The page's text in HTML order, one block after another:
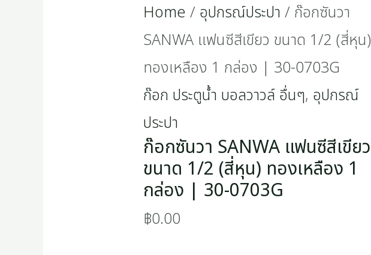
Home / อุปกรณ์ประปา / ก๊อกซันวา
SANWA แฟนซีสีเขียว ขนาด 1/2 (สี่หุน)
ทองเหลือง 1 กล่อง | 30-0703G
ก๊อก ประตูน้ำ บอลวาวล์ อื่นๆ, อุปกรณ์
ประปา
ก๊อกซันวา SANWA แฟนซีสีเขียว
ขนาด 1/2 (สี่หุน) ทองเหลือง 1
กล่อง | 30-0703G
฿0.00
1
กล่อง
|
30-
0703G
quantity